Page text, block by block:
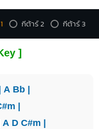
กีต้าร์ 2 กีต้าร์ 3
]
A Bb |
|
A D C#m |